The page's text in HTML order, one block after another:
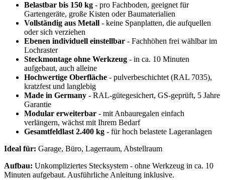
Belastbar bis 150 kg - pro Fachboden, geeignet für
Gartengeräte, große Kisten oder Baumaterialien
Vollständig aus Metall - keine Spanplatten, die aufquellen
oder sich verziehen
Ebenen individuell einstellbar - Fachhöhen frei wählbar im
Lochraster
Steckmontage ohne Werkzeug - in ca. 10 Minuten
aufgebaut, auch alleine
Hochwertige Oberfläche - pulverbeschichtet (RAL 7035),
kratzfest und langlebig
Made in Germany - RAL-gütegesichert, GS-geprüft, 5 Jahre
Garantie
Modular erweiterbar - mit Anbauregalen einfach
verlängern, wächst mit Ihrem Bedarf
Gesamtfeldlast 2.400 kg - für hoch belastete Lageranlagen
Ideal für: Garage, Büro, Lagerraum, Abstellraum
Aufbau: Unkompliziertes Stecksystem - ohne Werkzeug in ca. 10
Minuten aufgebaut. Ausführliche Anleitung inklusive.